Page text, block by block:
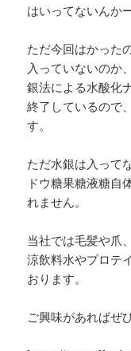
はいってないんか
ただ今回はかった
入っていないのか
銀法による水酸化
終了しているので
す。
ただ水銀は入って
ドウ糖果糖液糖自
れません。
当社では毛髪や爪
涼飲料水やプロテ
おります。
ご興味があればぜ